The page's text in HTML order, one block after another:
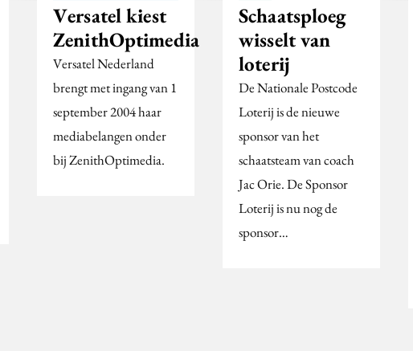
Versatel kiest
ZenithOptimedia
Versatel Nederland
brengt met ingang van 1
september 2004 haar
mediabelangen onder
bij ZenithOptimedia.
Schaatsploeg
wisselt van
loterij
De Nationale Postcode
Loterij is de nieuwe
sponsor van het
schaatsteam van coach
Jac Orie. De Sponsor
Loterij is nu nog de
sponsor…